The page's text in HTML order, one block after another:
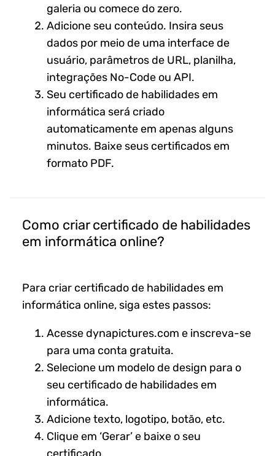
galeria ou comece do zero.
Adicione seu conteúdo. Insira seus
dados por meio de uma interface de
usuário, parâmetros de URL, planilha,
integrações No-Code ou API.
Seu certificado de habilidades em
informática será criado
automaticamente em apenas alguns
minutos. Baixe seus certificados em
formato PDF.
Como criar certificado de habilidades
em informática online?
Para criar certificado de habilidades em
informática online, siga estes passos:
Acesse dynapictures.com e inscreva-se
para uma conta gratuita.
Selecione um modelo de design para o
seu certificado de habilidades em
informática.
Adicione texto, logotipo, botão, etc.
Clique em ‘Gerar’ e baixe o seu
certificado.